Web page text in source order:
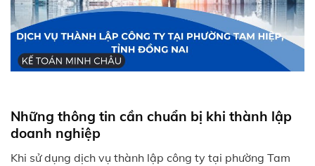
Những thông tin cần chuẩn bị khi thành lập
doanh nghiệp
Khi sử dụng dịch vụ thành lập công ty tại phường Tam